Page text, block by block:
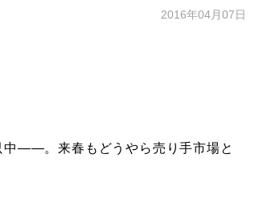
2016年04月07日
――。来春もどうやら売り手市場と